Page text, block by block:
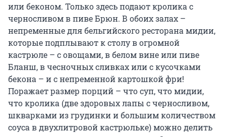
или беконом. Только здесь подают кролика с
черносливом в пиве Брюн. В обоих залах –
непременные для бельгийского ресторана мидии,
которые подплывают к столу в огромной
кастрюле – с овощами, в белом вине или пиве
Бланш, в чесночных сливках или с кусочками
бекона – и с непременной картошкой фри!
Поражает размер порций – что суп, что мидии,
что кролика (две здоровых лапы с черносливом,
шкварками из грудинки и большим количеством
соуса в двухлитровой кастрюльке) можно делить